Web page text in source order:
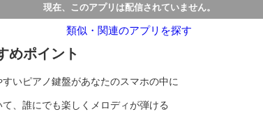
現在、このアプリは配信されていません。
類似・関連のアプリを探す
めポイント
いピアノ鍵盤があなたのスマホの中に
、誰にでも楽しくメロディが弾ける